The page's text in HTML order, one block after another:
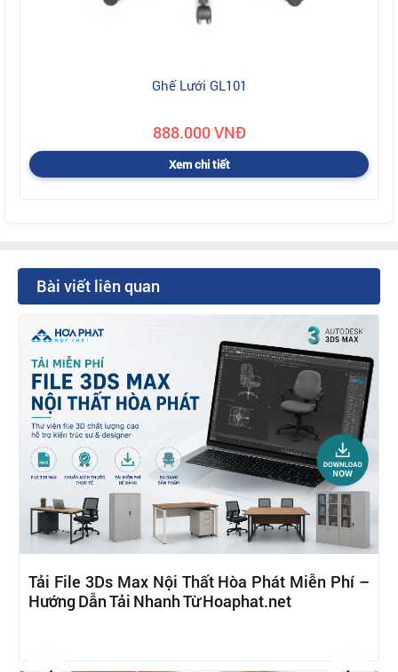
Ghế Lưới GL101
888.000 VNĐ
Xem chi tiết
Bài viết liên quan
Tải File 3Ds Max Nội Thất Hòa Phát Miễn Phí –
Hướng Dẫn Tải Nhanh Từ Hoaphat.net